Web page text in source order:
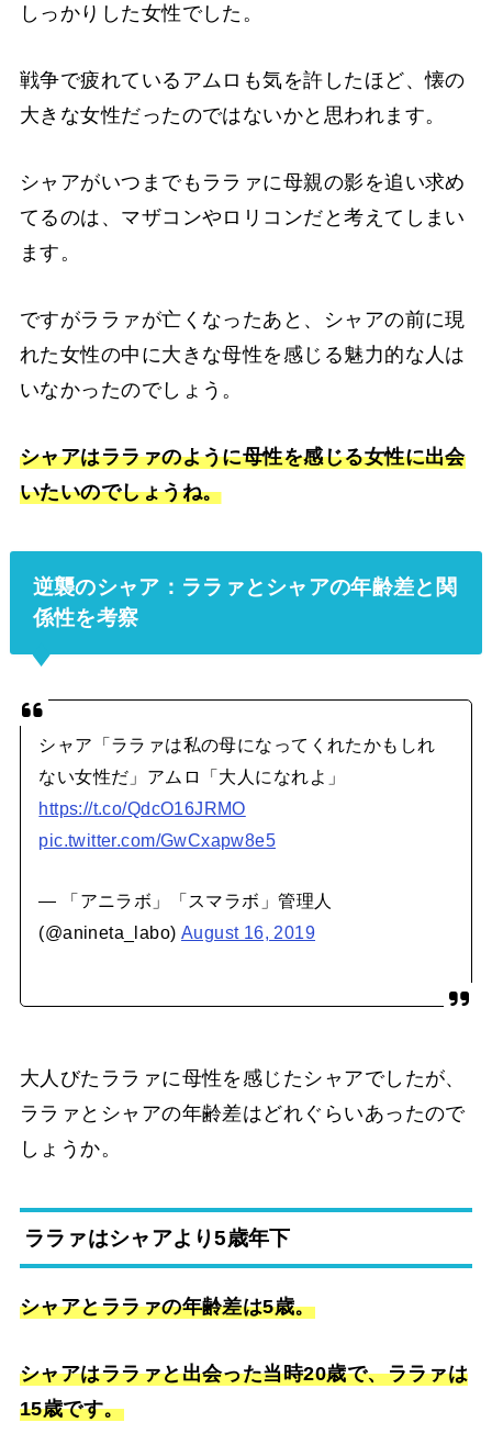
しっかりした女性でした。
戦争で疲れているアムロも気を許したほど、懐の
大きな女性だったのではないかと思われます。
シャアがいつまでもララァに母親の影を追い求め
てるのは、マザコンやロリコンだと考えてしまい
ます。
ですがララァが亡くなったあと、シャアの前に現
れた女性の中に大きな母性を感じる魅力的な人は
いなかったのでしょう。
シャアはララァのように母性を感じる女性に出会
いたいのでしょうね。
逆襲のシャア：ララァとシャアの年齢差と関
係性を考察
シャア「ララァは私の母になってくれたかもしれ
ない女性だ」アムロ「大人になれよ」
https://t.co/QdcO16JRMO
pic.twitter.com/GwCxapw8e5
— 「アニラボ」「スマラボ」管理人
(@anineta_labo) August 16, 2019
大人びたララァに母性を感じたシャアでしたが、
ララァとシャアの年齢差はどれぐらいあったので
しょうか。
ララァはシャアより5歳年下
シャアとララァの年齢差は5歳。
シャアはララァと出会った当時20歳で、ララァは
15歳です。